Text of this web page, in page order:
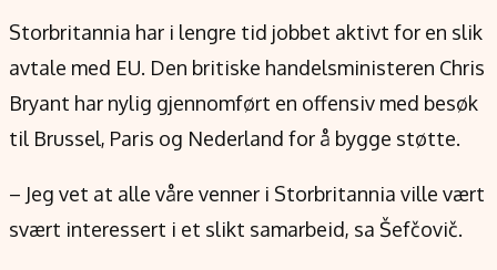
Storbritannia har i lengre tid jobbet aktivt for en slik
avtale med EU. Den britiske handelsministeren Chris
Bryant har nylig gjennomført en offensiv med besøk
til Brussel, Paris og Nederland for å bygge støtte.
– Jeg vet at alle våre venner i Storbritannia ville vært
svært interessert i et slikt samarbeid, sa Šefčovič.